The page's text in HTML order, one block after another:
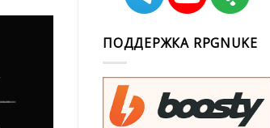
ПОДДЕРЖКА RPGNUKE